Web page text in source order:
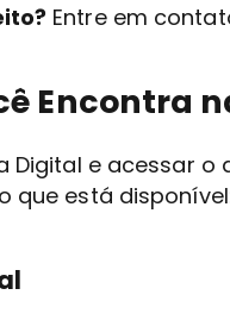
Entre em
Encontra
Digital e acessar
que está